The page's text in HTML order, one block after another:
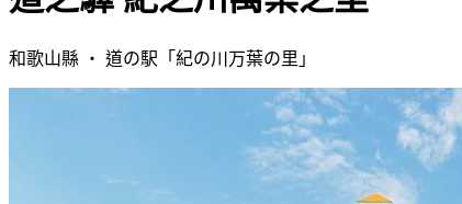
和歌山縣 ・ 道の駅「 紀の川万葉の里 」